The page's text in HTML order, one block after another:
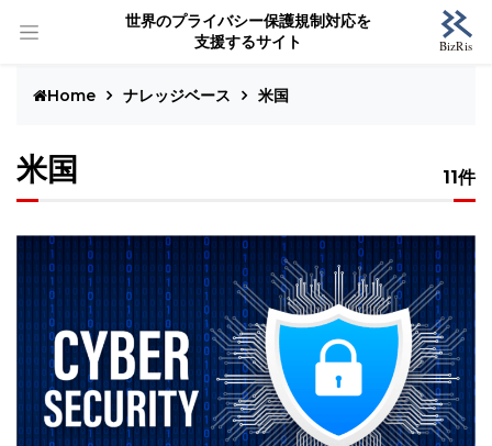
世界のプライバシー保護規制対応を
支援するサイト
Home ナレッジベース 米国
米国 11件